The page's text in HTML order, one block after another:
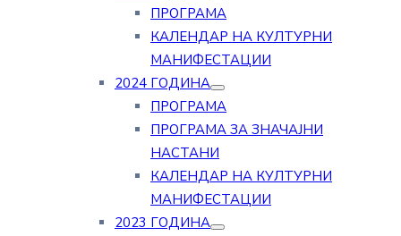
ПРОГРАМА
КАЛЕНДАР НА КУЛТУРНИ
МАНИФЕСТАЦИИ
2024 ГОДИНА
ПРОГРАМА
ПРОГРАМА ЗА ЗНАЧАЈНИ
НАСТАНИ
КАЛЕНДАР НА КУЛТУРНИ
МАНИФЕСТАЦИИ
2023 ГОДИНА